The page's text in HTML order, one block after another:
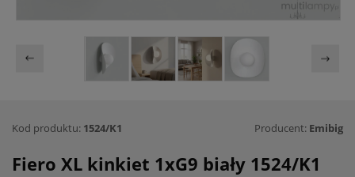
Kod produktu: 1524/K1 Producent: Emibig
Fiero XL kinkiet 1xG9 biały 1524/K1